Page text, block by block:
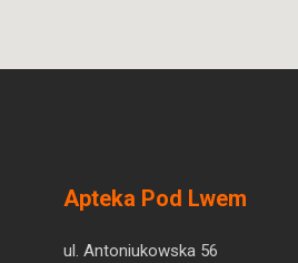
Apteka Pod Lwem
ul. Antoniukowska 56